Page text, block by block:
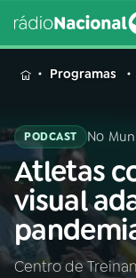
MENU
Buscar
na
Rádio
Nacional
Programas
PODCAST No
Atletas
visual
Centro de